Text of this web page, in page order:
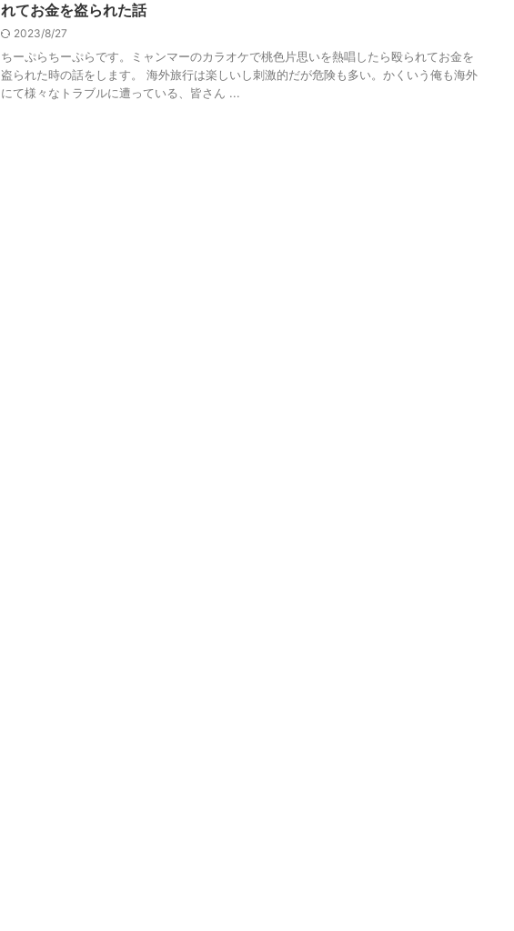
れてお金を盗られた話
2023/8/27
ちーぷらちーぷらです。ミャンマーのカラオケで桃色片思いを熱唱したら殴られてお金を
盗られた時の話をします。 海外旅行は楽しいし刺激的だが危険も多い。かくいう俺も海外
にて様々なトラブルに遭っている、皆さん ...